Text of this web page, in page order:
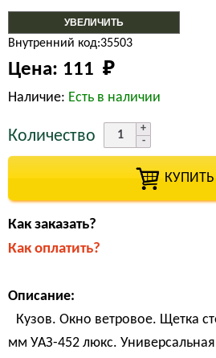
УВЕЛИЧИТЬ
Внутренний код:35503
Цена: 111 ₽
Наличие: Есть в наличии
Количество
КУПИТЬ
Как заказать?
Как оплатить?
Описание:
Кузов. Окно ветровое. Щетка
мм УАЗ-452 люкс.